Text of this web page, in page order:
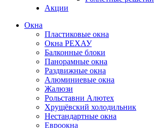
Акции
Окна
Пластиковые окна
Окна РЕХАУ
Балконные блоки
Панорамные окна
Раздвижные окна
Алюминиевые окна
Жалюзи
Рольставни Алютех
Хрущёвский холодильник
Нестандартные окна
Евроокна